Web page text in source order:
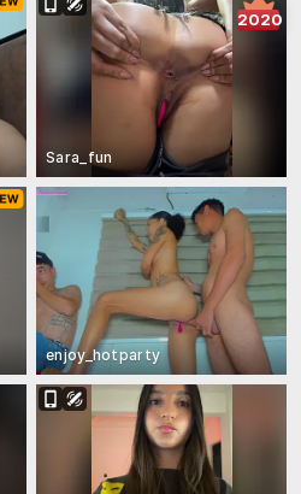
2020
Sara_fun
enjoy_hotparty